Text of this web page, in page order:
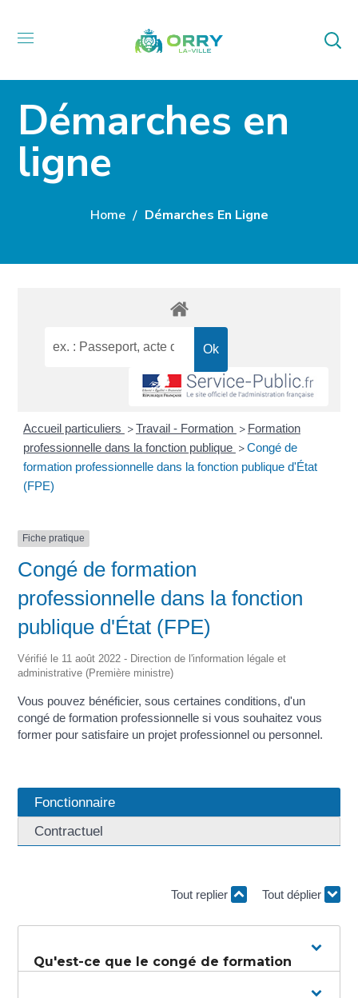
Démarches en
ligne
Home Démarches En Ligne
Accueil particuliers >Travail - Formation > Formation
professionnelle dans la fonction publique >Congé de
formation professionnelle dans la fonction publique d'État
(FPE)
Fiche pratique
Congé de formation
professionnelle dans la fonction
publique d'État (FPE)
Vérifié le 11 août 2022 - Direction de l'information légale et
administrative (Première ministre)
Vous pouvez bénéficier, sous certaines conditions, d'un
congé de formation professionnelle si vous souhaitez vous
former pour satisfaire un projet professionnel ou personnel.
Fonctionnaire
Contractuel
Tout replier Tout déplier
Qu'est-ce que le congé de formation